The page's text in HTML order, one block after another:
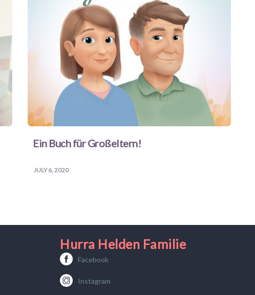
Ein Buch für Großeltern!
JULY 6, 2020
Hurra Helden Familie
Facebook
Instagram